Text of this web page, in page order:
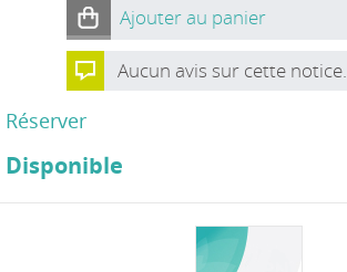
Ajouter au panier
Aucun avis sur cette notice.
Réserver
Disponible